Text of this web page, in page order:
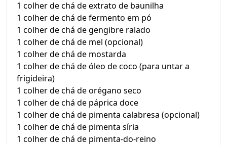
1 colher de chá de extrato de baunilha
1 colher de chá de fermento em pó
1 colher de chá de gengibre ralado
1 colher de chá de mel (opcional)
1 colher de chá de mostarda
1 colher de chá de óleo de coco (para untar a
frigideira)
1 colher de chá de orégano seco
1 colher de chá de páprica doce
1 colher de chá de pimenta calabresa (opcional)
1 colher de chá de pimenta síria
1 colher de chá de pimenta-do-reino